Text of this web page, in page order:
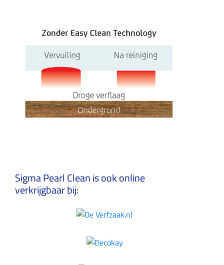
Sigma Pearl Clean is ook online
verkrijgbaar bij: